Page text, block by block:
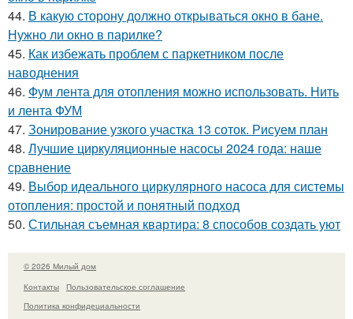
44. В какую сторону должно открываться окно в бане.
Нужно ли окно в парилке?
45. Как избежать проблем с паркетником после
наводнения
46. Фум лента для отопления можно использовать. Нить
и лента ФУМ
47. Зонирование узкого участка 13 соток. Рисуем план
48. Лучшие циркуляционные насосы 2024 года: наше
сравнение
49. Выбор идеального циркулярного насоса для системы
отопления: простой и понятный подход
50. Стильная съемная квартира: 8 способов создать уют
© 2026 Милый дом
Контакты
Пользовательское соглашение
Политика конфидециальности